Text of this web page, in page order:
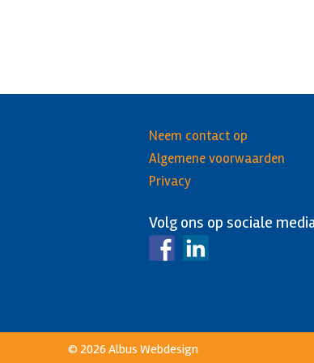
Neem contact op
Algemene voorwaarden
Privacy
Volg ons op sociale
© 2026 Albus Webdesign